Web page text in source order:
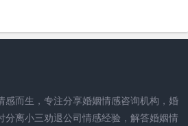
感而生，专注分享婚姻情感咨询机构，婚
分离小三劝退公司情感经验，解答婚姻情